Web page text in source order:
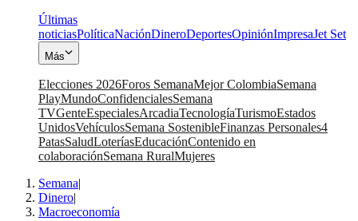
Últimas
noticiasPolíticaNaciónDineroDeportesOpiniónImpresaJet Set
Más
Elecciones 2026Foros SemanaMejor ColombiaSemana
PlayMundoConfidencialesSemana
TVGenteEspecialesArcadiaTecnologíaTurismoEstados
UnidosVehículosSemana SostenibleFinanzas Personales4
PatasSaludLoteríasEducaciónContenido en
colaboraciónSemana RuralMujeres
Semana|
Dinero|
Macroeconomía